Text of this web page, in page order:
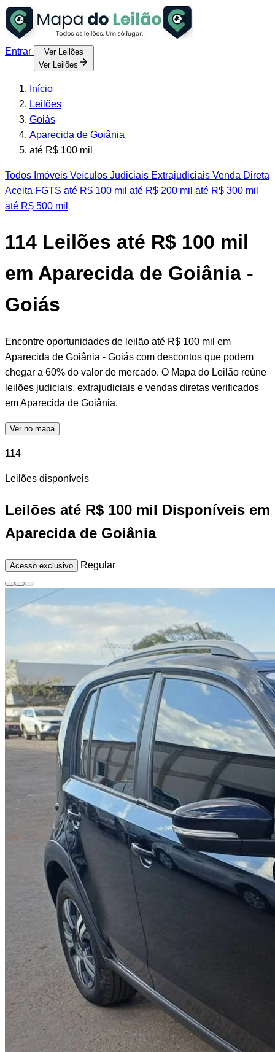
Entrar
Ver Leilões
Ver Leilões
Início
Leilões
Goiás
Aparecida de Goiânia
até R$ 100 mil
Todos Imóveis Veículos Judiciais Extrajudiciais Venda Direta
Aceita FGTS até R$ 100 mil até R$ 200 mil até R$ 300 mil
até R$ 500 mil
114 Leilões até R$ 100 mil
em Aparecida de Goiânia -
Goiás
Encontre oportunidades de leilão até R$ 100 mil em
Aparecida de Goiânia - Goiás com descontos que podem
chegar a 60% do valor de mercado. O Mapa do Leilão reúne
leilões judiciais, extrajudiciais e vendas diretas verificados
em Aparecida de Goiânia.
Ver no mapa
114
Leilões disponíveis
Leilões até R$ 100 mil Disponíveis em
Aparecida de Goiânia
Acesso exclusivo Regular